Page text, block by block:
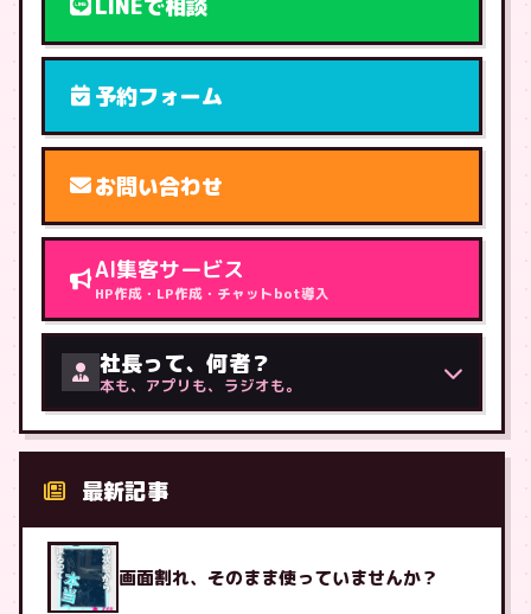
LINEで相談
予約フォーム
お問い合わせ
AI集客サービス
HP作成・LP作成・チャットbot導入
社長って、何者？
本も、アプリも、ラジオも。
最新記事
画面割れ、そのまま使っていませんか？